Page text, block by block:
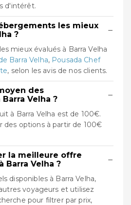
d'intérêt.
les mieux
?
−
mieux évalués à Barra Velha
Barra Velha, Pousada Chef
, selon les avis de nos clients.
des
Velha ?
−
à Barra Velha est de 100€.
des options à partir de 100€
la meilleure offre
Barra Velha ?
−
disponibles à Barra Velha,
voyageurs et utilisez
pour filtrer par prix,